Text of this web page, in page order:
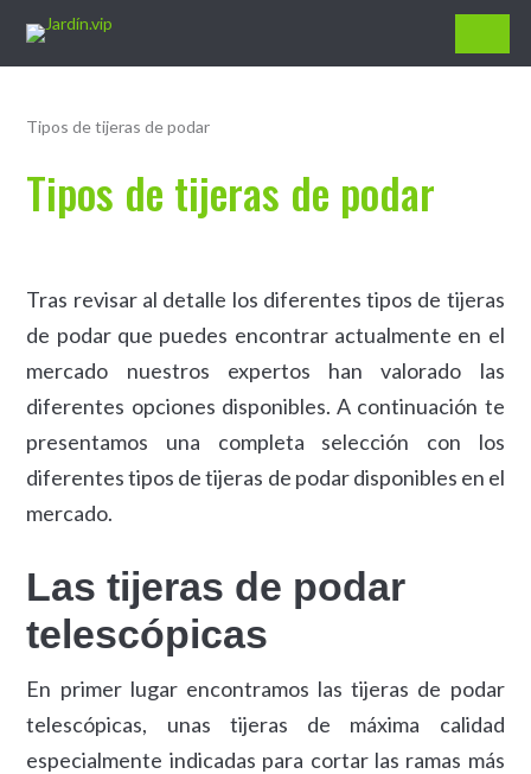
Jardín.vip
Tipos de tijeras de podar
Tipos de tijeras de podar
Tras revisar al detalle los diferentes tipos de tijeras
de podar que puedes encontrar actualmente en el
mercado nuestros expertos han valorado las
diferentes opciones disponibles. A continuación te
presentamos una completa selección con los
diferentes tipos de tijeras de podar disponibles en el
mercado.
Las tijeras de podar
telescópicas
En primer lugar encontramos las tijeras de podar
telescópicas, unas tijeras de máxima calidad
especialmente indicadas para cortar las ramas más